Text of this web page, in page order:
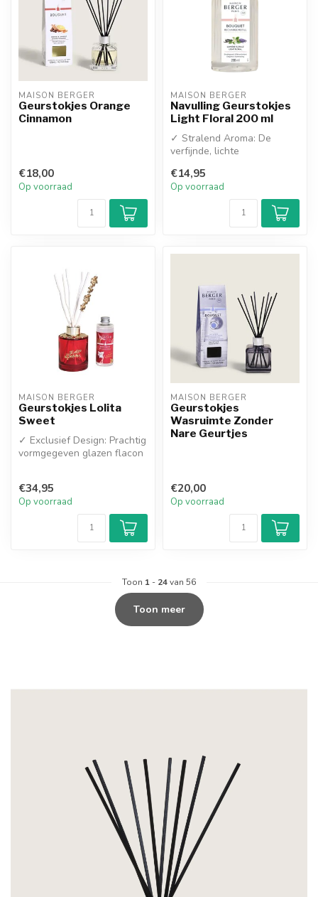
MAISON BERGER
Geurstokjes Orange
Cinnamon
€18,00
Op voorraad
MAISON BERGER
Navulling Geurstokjes
Light Floral 200 ml
✓ Stralend Aroma: De
verfijnde, lichte
Florale (Light Fl...
€14,95
Op voorraad
MAISON BERGER
Geurstokjes Lolita
Sweet
✓ Exclusief Design: Prachtig
vormgegeven glazen flacon
€34,95
Op voorraad
MAISON BERGER
Geurstokjes
Wasruimte Zonder
Nare Geurtjes
€20,00
Op voorraad
Toon 1 - 24van 56
Toon meer